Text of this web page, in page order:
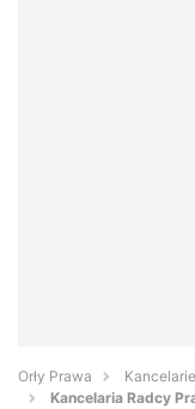
Orły Prawa
Kancelaria Radcy